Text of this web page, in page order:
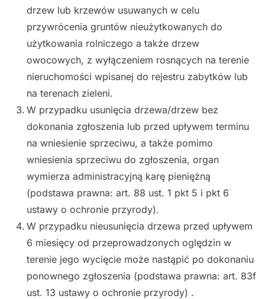
drzew lub krzewów usuwanych w celu
przywrócenia gruntów nieużytkowanych do
użytkowania rolniczego a także drzew
owocowych, z wyłączeniem rosnących na terenie
nieruchomości wpisanej do rejestru zabytków lub
na terenach zieleni.
W przypadku usunięcia drzewa/drzew bez
dokonania zgłoszenia lub przed upływem terminu
na wniesienie sprzeciwu, a także pomimo
wniesienia sprzeciwu do zgłoszenia, organ
wymierza administracyjną karę pieniężną
(podstawa prawna: art. 88 ust. 1 pkt 5 i pkt 6
ustawy o ochronie przyrody).
W przypadku nieusunięcia drzewa przed upływem
6 miesięcy od przeprowadzonych oględzin w
terenie jego wycięcie może nastąpić po dokonaniu
ponownego zgłoszenia (podstawa prawna: art. 83f
ust. 13 ustawy o ochronie przyrody) .